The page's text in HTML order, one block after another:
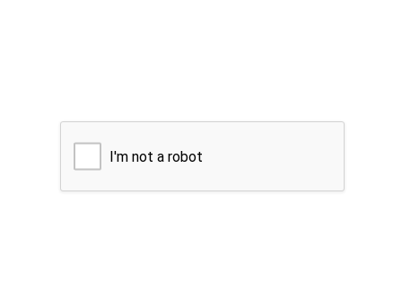
I'm not a robot